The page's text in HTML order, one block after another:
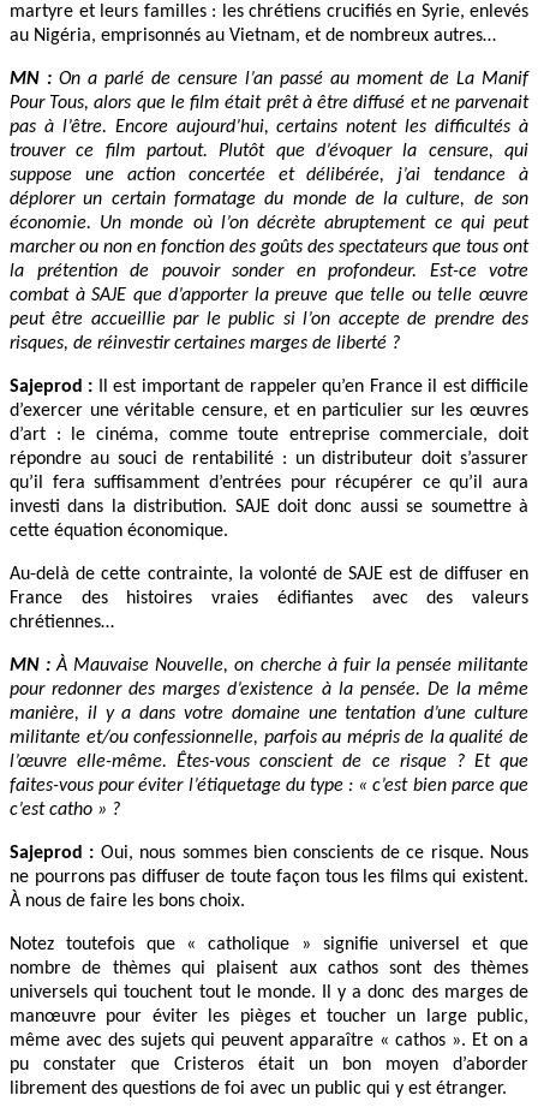
martyre et leurs familles : les chrétiens crucifiés en Syrie, enlevés
au Nigéria, emprisonnés au Vietnam, et de nombreux autres…
MN : On a parlé de censure l’an passé au moment de La Manif
Pour Tous, alors que le film était prêt à être diffusé et ne parvenait
pas à l’être. Encore aujourd’hui, certains notent les difficultés à
trouver ce film partout. Plutôt que d’évoquer la censure, qui
suppose une action concertée et délibérée, j’ai tendance à
déplorer un certain formatage du monde de la culture, de son
économie. Un monde où l’on décrète abruptement ce qui peut
marcher ou non en fonction des goûts des spectateurs que tous ont
la prétention de pouvoir sonder en profondeur. Est-ce votre
combat à SAJE que d’apporter la preuve que telle ou telle œuvre
peut être accueillie par le public si l’on accepte de prendre des
risques, de réinvestir certaines marges de liberté ?
Sajeprod : Il est important de rappeler qu’en France il est difficile
d’exercer une véritable censure, et en particulier sur les œuvres
d’art : le cinéma, comme toute entreprise commerciale, doit
répondre au souci de rentabilité : un distributeur doit s’assurer
qu’il fera suffisamment d’entrées pour récupérer ce qu’il aura
investi dans la distribution. SAJE doit donc aussi se soumettre à
cette équation économique.
Au-delà de cette contrainte, la volonté de SAJE est de diffuser en
France des histoires vraies édifiantes avec des valeurs
chrétiennes…
MN : À Mauvaise Nouvelle, on cherche à fuir la pensée militante
pour redonner des marges d’existence à la pensée. De la même
manière, il y a dans votre domaine une tentation d’une culture
militante et/ou confessionnelle, parfois au mépris de la qualité de
l’œuvre elle-même. Êtes-vous conscient de ce risque ? Et que
faites-vous pour éviter l’étiquetage du type : « c’est bien parce que
c’est catho » ?
Sajeprod : Oui, nous sommes bien conscients de ce risque. Nous
ne pourrons pas diffuser de toute façon tous les films qui existent.
À nous de faire les bons choix.
Notez toutefois que « catholique » signifie universel et que
nombre de thèmes qui plaisent aux cathos sont des thèmes
universels qui touchent tout le monde. Il y a donc des marges de
manœuvre pour éviter les pièges et toucher un large public,
même avec des sujets qui peuvent apparaître « cathos ». Et on a
pu constater que Cristeros était un bon moyen d’aborder
librement des questions de foi avec un public qui y est étranger.